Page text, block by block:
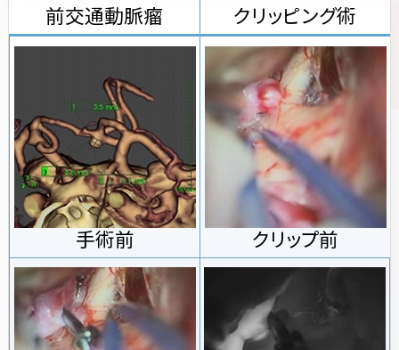
前交通動脈瘤
クリッピング術
手術前 クリップ前